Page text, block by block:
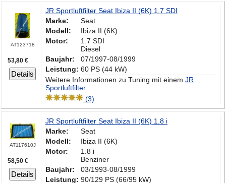
AT123718
53,80 €
Details
JR Sportluftfilter Seat Ibiza II (6K) 1.7 SDI
Marke:
Seat
Modell:
Ibiza II (6K)
Motor:
1.7 SDI
Diesel
Baujahr:
07/1997-08/1999
Leistung: 60 PS (44 kW)
Weitere Informationen zu Tuning mit einem JR
Sportluftfilter
(3)
AT117610J
58,50 €
Details
JR Sportluftfilter Seat Ibiza II (6K) 1.8 i
Marke:
Seat
Modell:
Ibiza II (6K)
Motor:
1.8 i
Benziner
Baujahr:
03/1993-08/1999
Leistung: 90/129 PS (66/95 kW)